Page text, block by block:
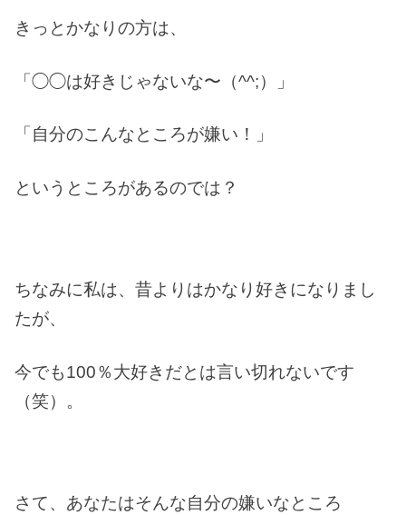
きっとかなりの方は、
「◯◯は好きじゃないな〜（^^;）」
「自分のこんなところが嫌い！」
というところがあるのでは？
ちなみに私は、昔よりはかなり好きになりまし
たが、
今でも100％大好きだとは言い切れないです
（笑）。
さて、あなたはそんな自分の嫌いなところ